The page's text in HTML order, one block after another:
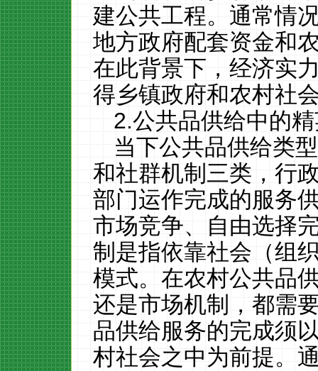
建公共工程。通常情
地方政府配套资金和
在此背景下，经济实
得乡镇政府和农村社
2.公共品供给中的
当下公共品供给类
和社群机制三类，行
部门运作完成的服务
市场竞争、自由选择
制是指依靠社会（组
模式。在农村公共品
还是市场机制，都需
品供给服务的完成须
村社会之中为前提。